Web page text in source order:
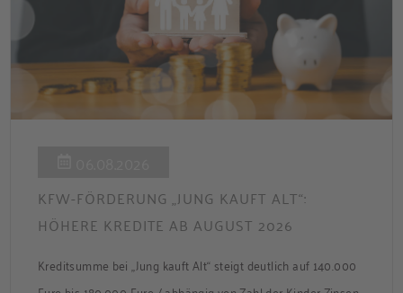
KFW-FÖRDERUNG „JUNG KAUFT ALT“:
HÖHERE KREDITE AB AUGUST 2026
Kreditsumme bei „Jung kauft Alt“ steigt deutlich auf 140.000